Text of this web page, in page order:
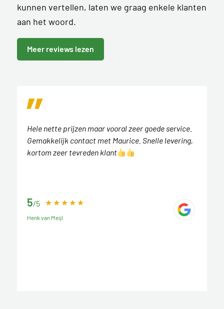
kunnen vertellen, laten we graag enkele klanten
aan het woord.
Meer reviews lezen
Hele nette prijzen maar vooral zeer goede service.
Gemakkelijk contact met Maurice. Snelle levering,
kortom zeer tevreden klant
5/5
Henk van Meijl